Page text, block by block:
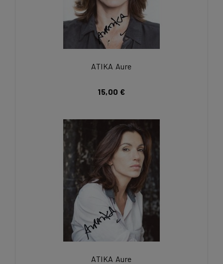
ATIKA Aure
15,00 €
ATIKA Aure